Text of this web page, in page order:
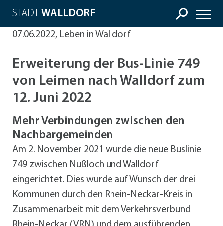
STADT WALLDORF
07.06.2022, Leben in Walldorf
Erweiterung der Bus-Linie 749
von Leimen nach Walldorf zum
12. Juni 2022
Mehr Verbindungen zwischen den
Nachbargemeinden
Am 2. November 2021 wurde die neue Buslinie
749 zwischen Nußloch und Walldorf
eingerichtet. Dies wurde auf Wunsch der drei
Kommunen durch den Rhein-Neckar-Kreis in
Zusammenarbeit mit dem Verkehrsverbund